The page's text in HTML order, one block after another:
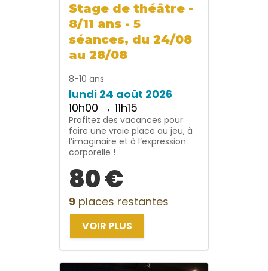
Stage de théâtre -
8/11 ans - 5
séances, du 24/08
au 28/08
8-10 ans
lundi 24 août 2026
10h00 → 11h15
Profitez des vacances pour
faire une vraie place au jeu, à
l’imaginaire et à l’expression
corporelle !
80 €
9 places restantes
VOIR PLUS